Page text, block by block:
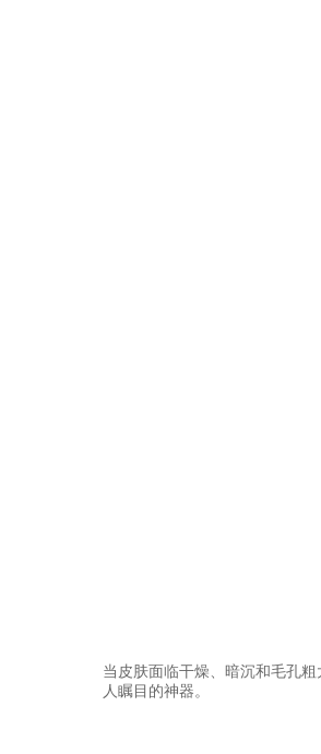
当皮肤面临干燥、暗沉和毛孔
人瞩目的神器。